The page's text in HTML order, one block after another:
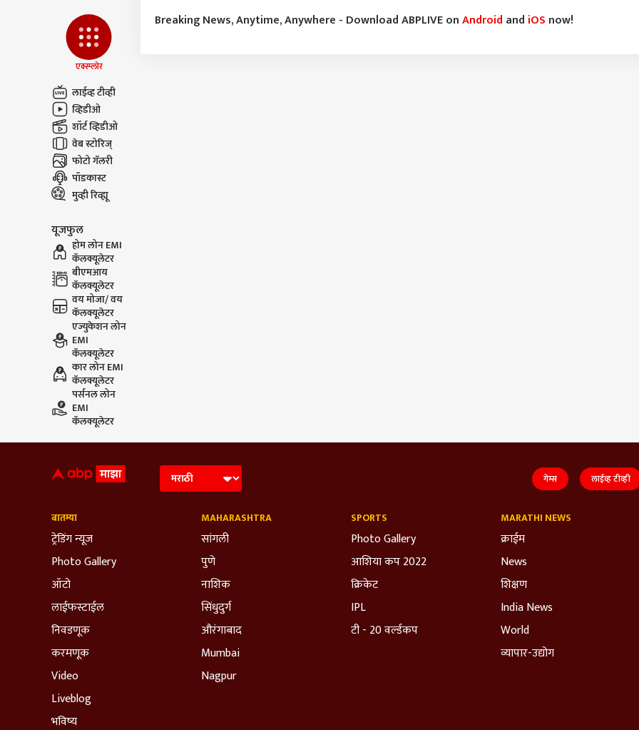
एक्स्प्लोर
लाईव्ह टीव्ही
व्हिडीओ
शॉर्ट व्हिडीओ
वेब स्टोरिज्
फोटो गॅलरी
पॉडकास्ट
मुव्ही रिव्ह्यू
यूजफुल
होम लोन EMI
कॅलक्यूलेटर
बीएमआय
कॅलक्यूलेटर
वय मोजा/ वय
कॅलक्यूलेटर
एज्युकेशन लोन
EMI
कॅलक्यूलेटर
कार लोन EMI
कॅलक्यूलेटर
पर्सनल लोन
EMI
कॅलक्यूलेटर
Breaking News, Anytime, Anywhere - Download ABPLIVE onAndroid and iOS now!
झाला; कपिल सिब्बलांनी
गेम्स लाईव्ह टीव्ही
बातम्या
ट्रेडिंग न्यूज
Photo Gallery
ऑटो
लाईफस्टाईल
निवडणूक
करमणूक
Video
Liveblog
भविष्य
MAHARASHTRA
सांगली
पुणे
नाशिक
सिंधुदुर्ग
औरंगाबाद
Mumbai
Nagpur
SPORTS
Photo Gallery
आशिया कप 2022
क्रिकेट
IPL
टी - 20 वर्ल्डकप
MARATHI NEWS
क्राईम
News
शिक्षण
India News
World
व्यापार-उद्योग